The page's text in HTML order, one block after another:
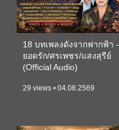
18 บทเพลงดังจากฟากฟ้า -
ยอดรัก/ศรเพชร/แสงสุรีย์
(Official Audio)
29 views • 04.08.2569